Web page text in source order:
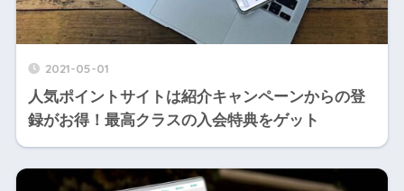
2021-05-01
人気ポイントサイトは紹介キャンペーンからの登
録がお得！最高クラスの入会特典をゲット